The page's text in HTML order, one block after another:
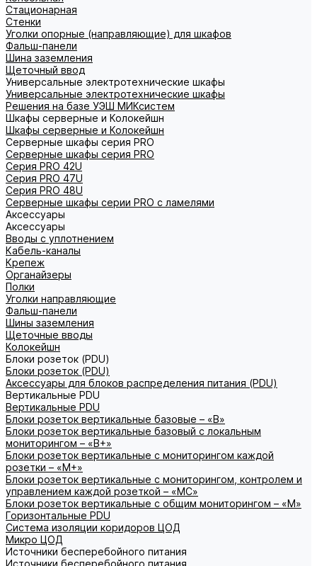
Стационарная
Стенки
Уголки опорные (направляющие) для шкафов
Фальш-панели
Шина заземления
Щеточный ввод
Универсальные электротехнические шкафы
Универсальные электротехнические шкафы
Решения на базе УЭШ МИКсистем
Шкафы серверные и Колокейшн
Шкафы серверные и Колокейшн
Серверные шкафы серия PRO
Серверные шкафы серия PRO
Серия PRO 42U
Серия PRO 47U
Серия PRO 48U
Серверные шкафы серии PRO с ламелями
Аксессуары
Аксессуары
Вводы с уплотнением
Кабель-каналы
Крепеж
Органайзеры
Полки
Уголки направляющие
Фальш-панели
Шины заземления
Щеточные вводы
Колокейшн
Блоки розеток (PDU)
Блоки розеток (PDU)
Аксессуары для блоков распределения питания (PDU)
Вертикальные PDU
Вертикальные PDU
Блоки розеток вертикальные базовые – «В»
Блоки розеток вертикальные базовый с локальным
мониторингом – «В+»
Блоки розеток вертикальные с мониторингом каждой
розетки – «М+»
Блоки розеток вертикальные с мониторингом, контролем и
управлением каждой розеткой – «МС»
Блоки розеток вертикальные с общим мониторингом – «М»
Горизонтальные PDU
Система изоляции коридоров ЦОД
Микро ЦОД
Источники бесперебойного питания
Источники бесперебойного питания